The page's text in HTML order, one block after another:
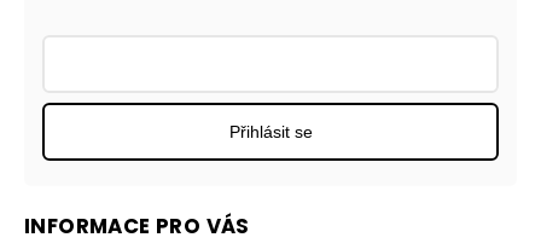
INFORMACE PRO VÁS
Přihlásit se